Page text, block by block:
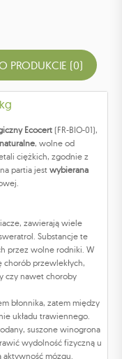
PRODUKCIE (0)
Ecocert (FR-BIO-01),
, wolne od
ciężkich, zgodnie z
partia jest wybierana
zawierają wiele
Substancje te
przez wolne rodniki. W
chorób przewlekłych,
czy nawet choroby
błonnika, zatem między
układu trawiennego.
suszone winogrona
wydolność fizyczną u
aktywność mózgu.